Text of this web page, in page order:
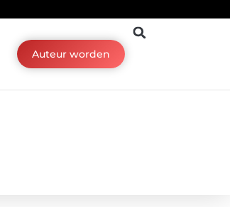
Auteur worden